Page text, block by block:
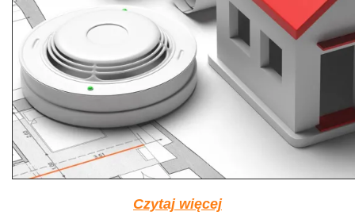
Czytaj więcej